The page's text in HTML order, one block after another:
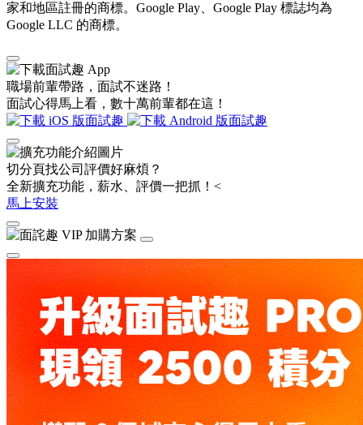
家和地區註冊的商標。Google Play、Google Play 標誌均為
Google LLC 的商標。
職場前輩帶路，面試不迷路！
面試心得馬上看，數十萬前輩都在這！
切分頁找公司評價好麻煩？
全新擴充功能，薪水、評價一把抓！<
馬上安裝